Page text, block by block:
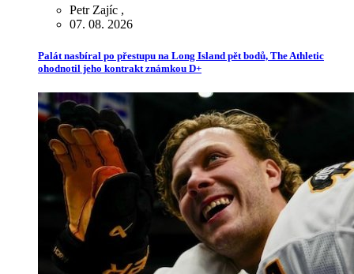
Petr Zajíc ,
07. 08. 2026
Palát nasbíral po přestupu na Long Island pět bodů, The Athletic
ohodnotil jeho kontrakt známkou D+